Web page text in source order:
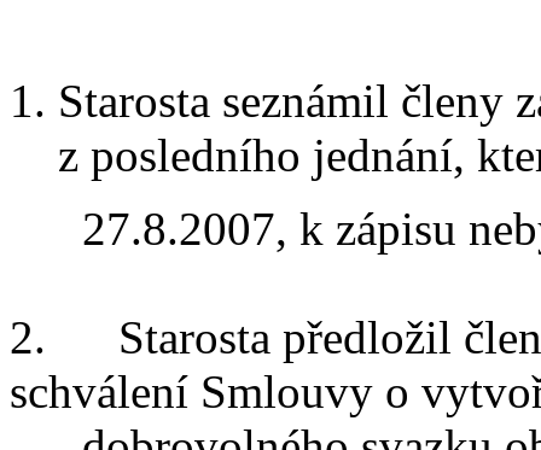
Starosta seznámil členy
z posledního jednání,
27.8.2007, k zápisu
2. Starosta předložil
schválení Smlouvy o